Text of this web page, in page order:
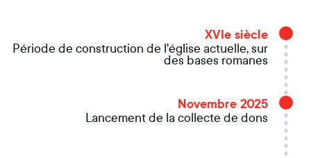
XVIe siècle
Période de construction de l'église actuelle, sur
des bases romanes
Novembre 2025
Lancement de la collecte de dons